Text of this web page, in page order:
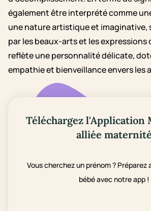
également être interprété comme
une nature artistique et imaginative,
par les beaux-arts et les expressions
reflète une personnalité délicate,
empathie et bienveillance envers les
Téléchargez l'Application
alliée maternité
Vous cherchez un prénom ? Préparez
bébé avec notre app !